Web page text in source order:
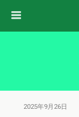
2025年9月26日